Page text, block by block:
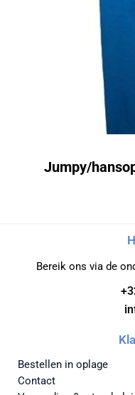
Jumpy/
Bereik ons via de
Bestellen in oplage
Contact